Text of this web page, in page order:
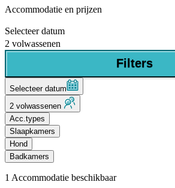
Accommodatie en prijzen
Selecteer datum
2 volwassenen
Filters
Selecteer datum
2 volwassenen
Acc.types
Slaapkamers
Hond
Badkamers
1 Accommodatie beschikbaar